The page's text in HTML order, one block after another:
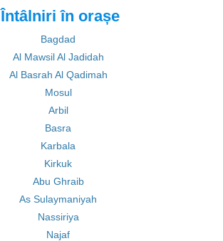
Întâlniri în orașe
Bagdad
Al Mawsil Al Jadidah
Al Basrah Al Qadimah
Mosul
Arbil
Basra
Karbala
Kirkuk
Abu Ghraib
As Sulaymaniyah
Nassiriya
Najaf